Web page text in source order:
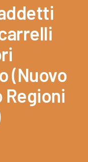
(Nuovo